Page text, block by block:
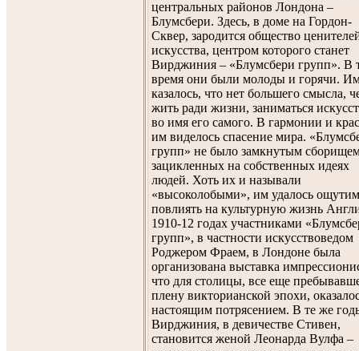
центральных районов Лондона –
Блумсбери. Здесь, в доме на Гордон-
Сквер, зародится общество
искусства, центром которого станет
Вирджиния – «Блумсбери групп». В
время они были молоды и горячи.
казалось, что нет большего смысла,
жить ради жизни, заниматься
во имя его самого. В гармонии и
им виделось спасение мира.
групп» не было замкнутым
зацикленных на собственных идеях
людей. Хоть их и называли
«высоколобыми», им удалось
повлиять на культурную жизнь
1910-12 годах участниками
групп», в частности искусствоведом
Роджером Фраем, в Лондоне была
организована выставка
что для столицы, все еще
плену викторианской эпохи,
настоящим потрясением. В те же
Вирджиния, в девичестве Стивен,
становится женой Леонарда Вулфа –